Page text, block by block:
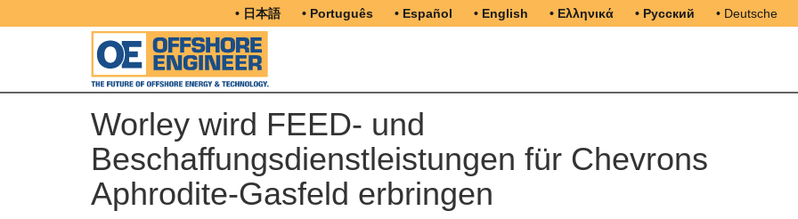
• 日本語 • Português • Español • English • Ελληνικά • Русский • Deutsche
Worley wird FEED- und
Beschaffungsdienstleistungen für Chevrons
Aphrodite-Gasfeld erbringen